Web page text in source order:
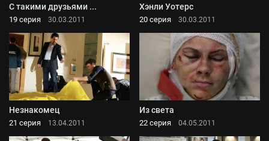
С такими друзьями ...
19 серия 30.03.2011
Хэнли Уотерс
20 серия 30.03.2011
Незнакомец
21 серия 13.04.2011
Из света
22 серия 04.05.2011